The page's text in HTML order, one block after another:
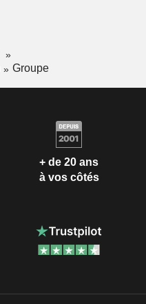
Groupe
+ de 20 ans
à vos côtés